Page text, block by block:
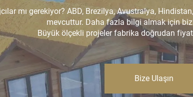
mı gerekiyor? ABD, Brezilya, Avustralya,
mevcuttur. Daha fazla bilgi almak için
Büyük ölçekli projeler fabrika doğrudan
Bize Ulaşın